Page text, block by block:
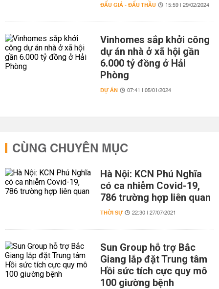
ĐẤU GIÁ - ĐẤU THẦU 15:59 | 29/02/2024
Vinhomes sắp khởi công
dự án nhà ở xã hội gần
6.000 tỷ đồng ở Hải
Phòng
DỰ ÁN 07:41 | 05/01/2024
CÙNG CHUYÊN MỤC
Hà Nội: KCN Phú Nghĩa
có ca nhiễm Covid-19,
786 trường hợp liên quan
THỜI SỰ 22:30 | 27/07/2021
Sun Group hỗ trợ Bắc
Giang lắp đặt Trung tâm
Hồi sức tích cực quy mô
100 giường bệnh